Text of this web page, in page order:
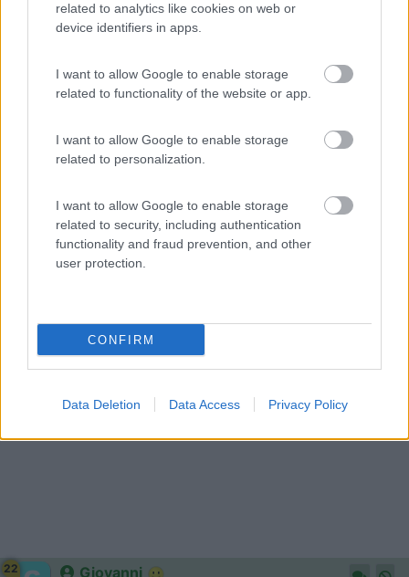
related to analytics like cookies on web or
device identifiers in apps.
I want to allow Google to enable storage
related to functionality of the website or app.
I want to allow Google to enable storage
related to personalization.
I want to allow Google to enable storage
related to security, including authentication
functionality and fraud prevention, and other
user protection.
CONFIRM
Data Deletion Data Access Privacy Policy
Federthago
4240
25/05/2020
23:58:01
22 Giovanni